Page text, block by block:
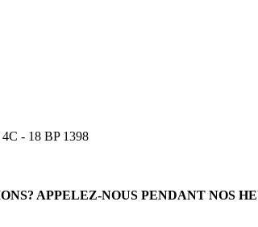
- 18 BP 1398
APPELEZ-NOUS PENDANT NOS